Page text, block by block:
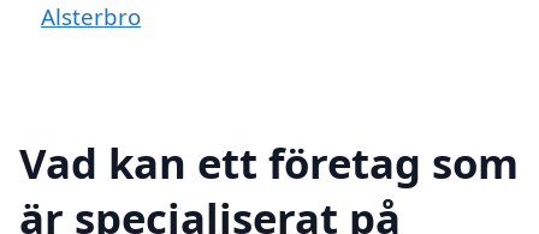
Alsterbro
Vad kan ett företag som
är specialiserat på